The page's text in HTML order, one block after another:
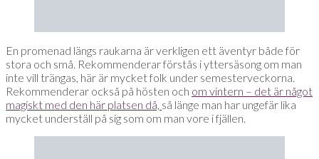
En promenad längs raukarna är verkligen ett äventyr både för
stora och små. Rekommenderar förstås i yttersäsong om man
inte vill trängas, här är mycket folk under semesterveckorna.
Rekommenderar också på hösten och om vintern – det är något
magiskt med den här platsen då, så länge man har ungefär lika
mycket underställ på sig som om man vore i fjällen.